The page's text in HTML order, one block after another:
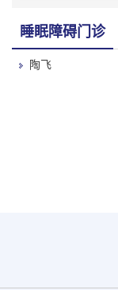
睡眠障碍门诊
陶飞